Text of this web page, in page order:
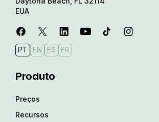
EUA
PT EN ES FR
Produto
Preços
Recursos